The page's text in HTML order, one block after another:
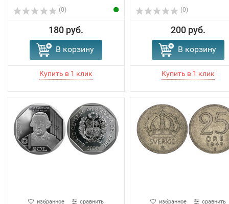
(0)
180 руб.
В корзину
(0)
200 руб.
В корзину
избранное сравнить избранное сравнить